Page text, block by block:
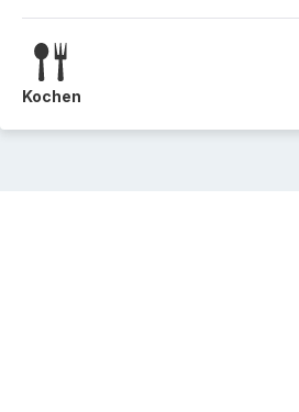
Kochen